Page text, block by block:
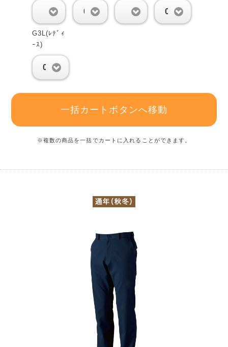
0 0
G3L(ﾚﾃﾞｨ
ｰｽ)
0
一括カートボタンへ移動
※複数の商品を一括でカートに入れることができます。